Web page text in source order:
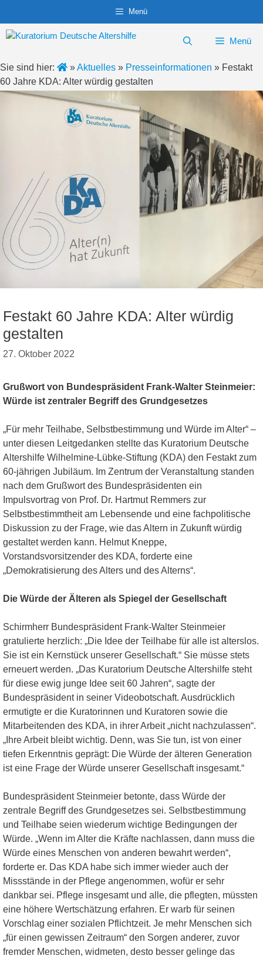
springen
Menü
Menü
Sie sind hier: »Aktuelles » Presseinformationen » Festakt
60 Jahre KDA: Alter würdig gestalten
Festakt 60 Jahre KDA: Alter würdig
gestalten
27. Oktober 2022
Grußwort von Bundespräsident Frank-Walter Steinmeier:
Würde ist zentraler Begriff des Grundgesetzes
„Für mehr Teilhabe, Selbstbestimmung und Würde im Alter“ –
unter diesen Leitgedanken stellte das Kuratorium Deutsche
Altershilfe Wilhelmine-Lübke-Stiftung (KDA) den Festakt zum
60-jährigen Jubiläum. Im Zentrum der Veranstaltung standen
nach dem Grußwort des Bundespräsidenten ein
Impulsvortrag von Prof. Dr. Hartmut Remmers zur
Selbstbestimmtheit am Lebensende und eine fachpolitische
Diskussion zu der Frage, wie das Altern in Zukunft würdig
gestaltet werden kann. Helmut Kneppe,
Vorstandsvorsitzender des KDA, forderte eine
„Demokratisierung des Alters und des Alterns“.
Die Würde der Älteren als Spiegel der Gesellschaft
Schirmherr Bundespräsident Frank-Walter Steinmeier
gratulierte herzlich: „Die Idee der Teilhabe für alle ist alterslos.
Sie ist ein Kernstück unserer Gesellschaft.“ Sie müsse stets
erneuert werden. „Das Kuratorium Deutsche Altershilfe steht
für diese ewig junge Idee seit 60 Jahren“, sagte der
Bundespräsident in seiner Videobotschaft. Ausdrücklich
ermutigte er die Kuratorinnen und Kuratoren sowie die
Mitarbeitenden des KDA, in ihrer Arbeit „nicht nachzulassen“.
„Ihre Arbeit bleibt wichtig. Denn, was Sie tun, ist von einer
tiefen Erkenntnis geprägt: Die Würde der älteren Generation
ist eine Frage der Würde unserer Gesellschaft insgesamt.“
Bundespräsident Steinmeier betonte, dass Würde der
zentrale Begriff des Grundgesetzes sei. Selbstbestimmung
und Teilhabe seien wiederum wichtige Bedingungen der
Würde. „Wenn im Alter die Kräfte nachlassen, dann muss die
Würde eines Menschen von anderen bewahrt werden“,
forderte er. Das KDA habe sich immer wieder auch der
Missstände in der Pflege angenommen, wofür er sehr
dankbar sei. Pflege insgesamt und alle, die pflegten, müssten
eine höhere Wertschätzung erfahren. Er warb für seinen
Vorschlag einer sozialen Pflichtzeit. Je mehr Menschen sich
„für einen gewissen Zeitraum“ den Sorgen anderer, zuvor
fremder Menschen, widmeten, desto besser gelinge das